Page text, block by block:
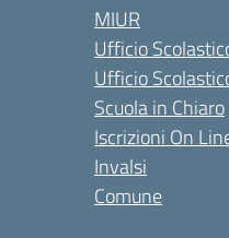
MIUR
Ufficio
Ufficio
Scuola in Chiaro
Iscrizioni On
Invalsi
Comune